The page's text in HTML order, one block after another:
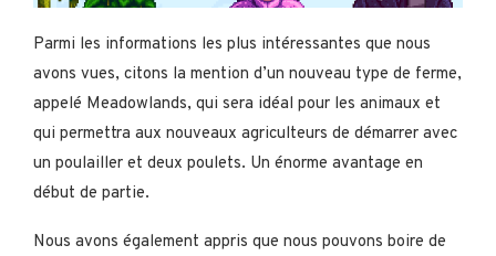
Parmi les informations les plus intéressantes que nous
avons vues, citons la mention d’un nouveau type de ferme,
appelé Meadowlands, qui sera idéal pour les animaux et
qui permettra aux nouveaux agriculteurs de démarrer avec
un poulailler et deux poulets. Un énorme avantage en
début de partie.
Nous avons également appris que nous pouvons boire de